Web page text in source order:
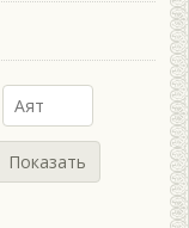
Показать